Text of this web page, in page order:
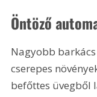
Öntöző
Nagyobb
cserepes
befőttes üvegből